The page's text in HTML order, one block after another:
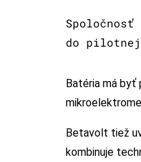
do pilotnej
Batéria má byť
Betavolt tiež
kombinuje